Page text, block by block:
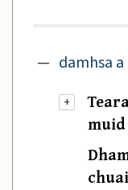
— damhsa
+